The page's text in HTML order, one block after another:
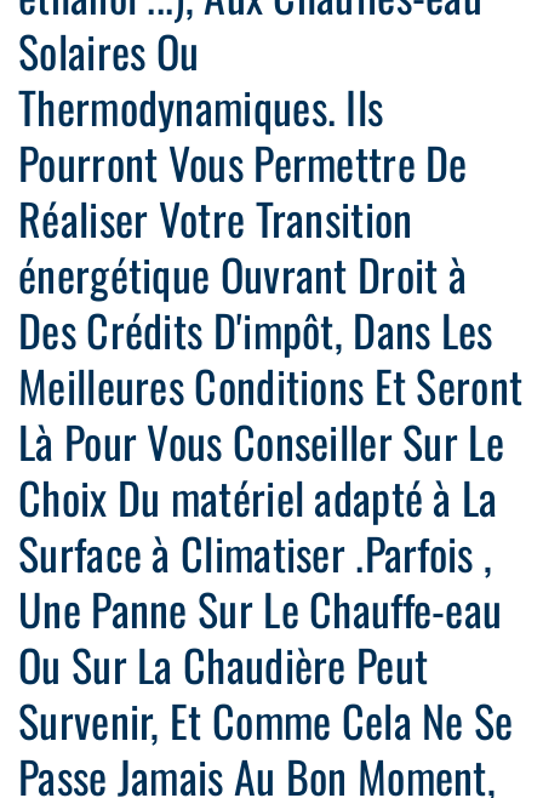
Solaires Ou
Thermodynamiques. Ils
Pourront Vous Permettre De
Réaliser Votre Transition
énergétique Ouvrant Droit à
Des Crédits D'impôt, Dans Les
Meilleures Conditions Et Seront
Là Pour Vous Conseiller Sur Le
Choix Du matériel adapté à La
Surface à Climatiser .Parfois ,
Une Panne Sur Le Chauffe-eau
Ou Sur La Chaudière Peut
Survenir, Et Comme Cela Ne Se
Passe Jamais Au Bon Moment,